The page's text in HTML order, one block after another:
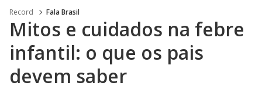
Record Fala Brasil
Mitos e cuidados na febre
infantil: o que os pais
devem saber